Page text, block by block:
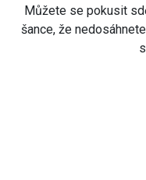
Můžete se pokusit
šance, že